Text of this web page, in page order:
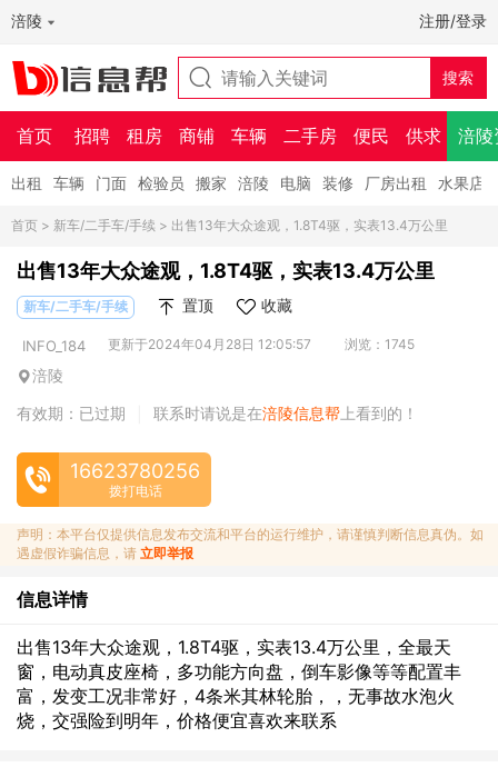
涪陵 注册/登录
首页 招聘 租房 商铺 车辆 二手房 便民 供求 涪陵
出租 车辆 门面 检验员 搬家 涪陵 电脑 装修 厂房出租 水果店
首页 > 新车/二手车/手续 > 出售13年大众途观，1.8T4驱，实表13.4万公里
出售13年大众途观，1.8T4驱，实表13.4万公里
新车/二手车/手续 置顶 收藏
INFO_184 更新于2024年04月28日 12:05:57 浏览：1745
涪陵
有效期：已过期
联系时请说是在涪陵信息帮 上看到的！
16623780256
拨打电话
声明：本平台仅提供信息发布交流和平台的运行维护，请谨慎判断信息真伪。如
遇虚假诈骗信息，请 立即举报
信息详情
出售13年大众途观，1.8T4驱，实表13.4万公里，全最天
窗，电动真皮座椅，多功能方向盘，倒车影像等等配置丰
富，发变工况非常好，4条米其林轮胎，，无事故水泡火
烧，交强险到明年，价格便宜喜欢来联系